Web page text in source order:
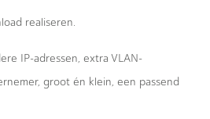
realiseren.
IP-adressen, extra VLAN-
groot én klein, een passend